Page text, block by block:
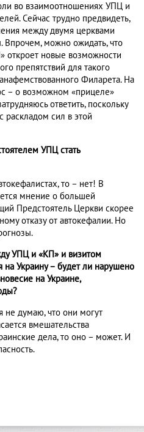
во взаимоотношениях УПЦ и
Сейчас трудно предвидеть,
между двумя церквами
Впрочем, можно ожидать, что
откроет новые возможности
препятствий для такого
Филарета. На
– о возможном «прицеле»
ответить, поскольку
раскладом сил в этой
УПЦ стать
то – нет! В
мнение о большей
Предстоятель Церкви скорее
отказу от автокефалии. Но
УПЦ и «КП» и визитом
на Украину – будет ли нарушено
на Украине,
не думаю, что они могут
вмешательства
дела, то оно – может. И